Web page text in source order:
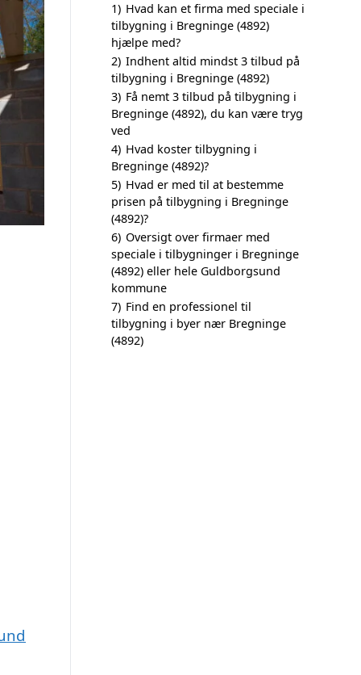
1) Hvad kan et firma med speciale i
tilbygning i Bregninge (4892)
hjælpe med?
2) Indhent altid mindst 3 tilbud på
tilbygning i Bregninge (4892)
3) Få nemt 3 tilbud på tilbygning i
Bregninge (4892), du kan være tryg
ved
4) Hvad koster tilbygning i
Bregninge (4892)?
5) Hvad er med til at bestemme
prisen på tilbygning i Bregninge
(4892)?
6) Oversigt over firmaer med
speciale i tilbygninger i Bregninge
(4892) eller hele Guldborgsund
kommune
7) Find en professionel til
tilbygning i byer nær Bregninge
(4892)